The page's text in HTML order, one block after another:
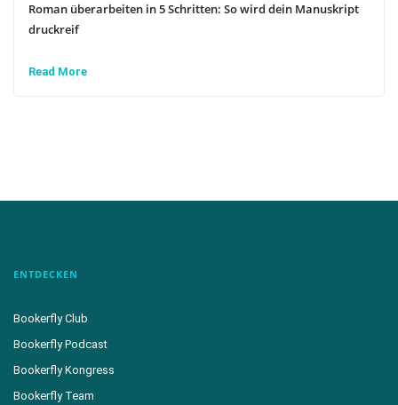
Roman überarbeiten in 5 Schritten: So wird dein Manuskript
druckreif
Read More
ENTDECKEN
Bookerfly Club
Bookerfly Podcast
Bookerfly Kongress
Bookerfly Team